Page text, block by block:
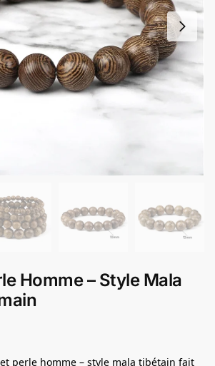
Homme – Style Mala
perle homme – style mala tibétain fait